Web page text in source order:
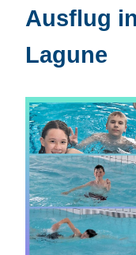
Ausflug
Lagune